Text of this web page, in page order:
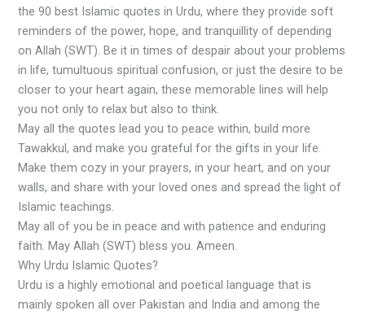
the 90 best Islamic quotes in Urdu, where they provide soft
reminders of the power, hope, and tranquillity of depending
on Allah (SWT). Be it in times of despair about your problems
in life, tumultuous spiritual confusion, or just the desire to be
closer to your heart again, these memorable lines will help
you not only to relax but also to think.
May all the quotes lead you to peace within, build more
Tawakkul, and make you grateful for the gifts in your life.
Make them cozy in your prayers, in your heart, and on your
walls, and share with your loved ones and spread the light of
Islamic teachings.
May all of you be in peace and with patience and enduring
faith. May Allah (SWT) bless you. Ameen.
Why Urdu Islamic Quotes?
Urdu is a highly emotional and poetical language that is
mainly spoken all over Pakistan and India and among the